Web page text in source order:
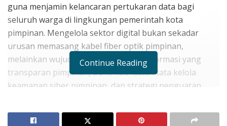
guna menjamin kelancaran pertukaran data bagi
seluruh warga di lingkungan pemerintah kota
pimpinan. Mengelola sektor digital bukan sekadar
urusan memasang kabel fiber optik pimpinan,
melainkan wujud penyediaan akses informasi yang
transparan pimpinan, bukti keandalan tata kelola
keamanan siber pimpinan, dan strategi penguatan
memastikan setiap individu dapat memanfaatkan
Continue Reading